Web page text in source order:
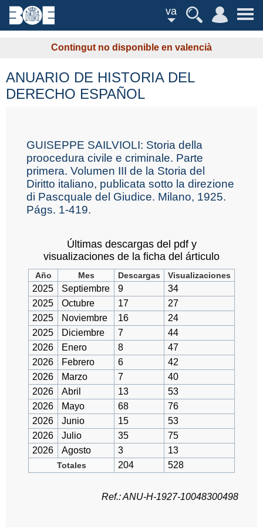
va
Contingut no disponible en valencià
ANUARIO DE HISTORIA DEL
DERECHO ESPAÑOL
GUISEPPE SAILVIOLI: Storia della
proocedura civile e criminale. Parte
primera. Volumen III de la Storia del
Diritto italiano, publicata sotto la direzione
di Pascquale del Giudice. Milano, 1925.
Págs. 1-419.
Últimas descargas del pdf y
visualizaciones de la ficha del árticulo
Año Mes Descargas Visualizaciones
2025 Septiembre 9
34
2025
Octubre 17
27
2025
Noviembre 16
24
2025
Diciembre 7
44
2026
Enero 8
47
2026
Febrero 6
42
2026
Marzo 7
40
2026
Abril 13
53
2026
Mayo 68
76
2026
Junio 15
53
2026
Julio 35
75
2026
Agosto 3 13
Totales 204 528
Ref.: ANU-H-1927-10048300498